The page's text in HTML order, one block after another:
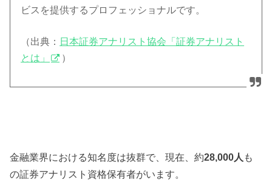
ビスを提供するプロフェッショナルです。
（出典： 日本証券アナリスト協会「証券アナリスト
とは」
）
金融業界における知名度は抜群で、現在、約28,000人 も
の証券アナリスト資格保有者がいます。